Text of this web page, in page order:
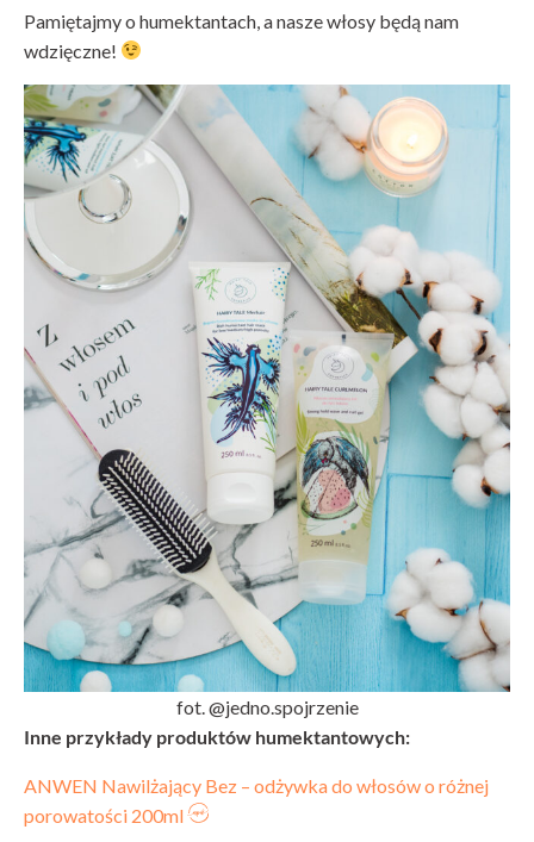
Pamiętajmy o humektantach, a nasze włosy będą nam
wdzięczne!
fot. @jedno.spojrzenie
Inne przykłady produktów humektantowych:
ANWEN Nawilżający Bez – odżywka do włosów o różnej
porowatości 200ml